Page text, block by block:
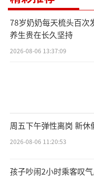
78岁奶奶每天梳头百次
养生贵在长久坚持
2026-08-06 13:37:09
周五下午弹性离岗 新休
2026-08-06 11:20:53
孩子吵闹2小时乘客叹